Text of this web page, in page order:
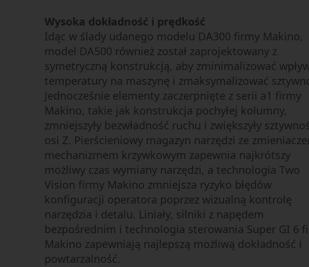
Wysoka dokładność i prędkość
Idąc w ślady udanego modelu DA300 firmy Makino,
model DA500 również został zaprojektowany z
symetryczną konstrukcją, aby zminimalizować
temperatury na maszynę i zmaksymalizować
Jednocześnie elementy zaczerpnięte z serii a1 firmy
Makino, takie jak konstrukcja pochyłej kolumny,
zmniejszyły bezwładność ruchu i zwiększyły
osi Z. Pierścieniowy magazyn narzędzi ze
mechanizmem krzywkowym zapewnia najkrótszy
możliwy czas wymiany narzędzi, a technologia Two
Vision firmy Makino zmniejsza ryzyko błędów
konfiguracji operatora poprzez wizualną kontrolę
narzędzia i detalu. Liniały, silniki z napędem
bezpośrednim i technologia sterowania Super GI 6
Makino zapewniają najlepszą możliwą dokładność i
powtarzalność.